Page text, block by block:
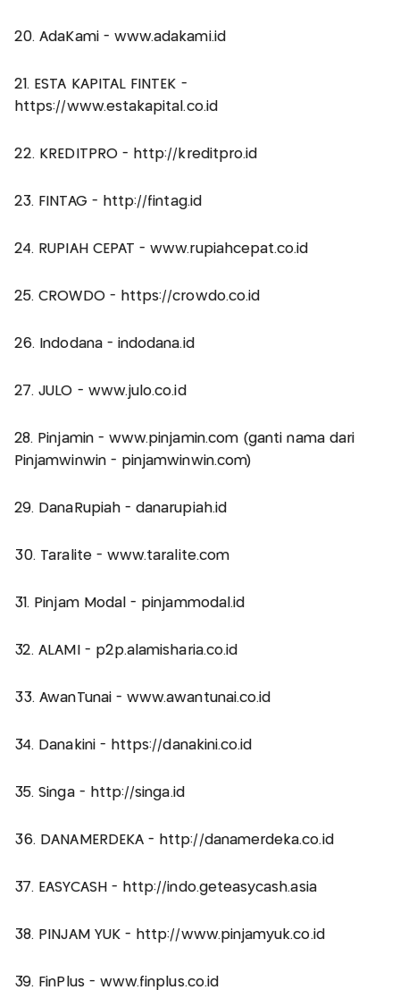
20. AdaKami - www.adakami.id
21. ESTA KAPITAL FINTEK -
https://www.estakapital.co.id
22. KREDITPRO - http://kreditpro.id
23. FINTAG - http://fintag.id
24. RUPIAH CEPAT - www.rupiahcepat.co.id
25. CROWDO - https://crowdo.co.id
26. Indodana - indodana.id
27. JULO - www.julo.co.id
28. Pinjamin - www.pinjamin.com (ganti nama dari
Pinjamwinwin - pinjamwinwin.com)
29. DanaRupiah - danarupiah.id
30. Taralite - www.taralite.com
31. Pinjam Modal - pinjammodal.id
32. ALAMI - p2p.alamisharia.co.id
33. AwanTunai - www.awantunai.co.id
34. Danakini - https://danakini.co.id
35. Singa - http://singa.id
36. DANAMERDEKA - http://danamerdeka.co.id
37. EASYCASH - http://indo.geteasycash.asia
38. PINJAM YUK - http://www.pinjamyuk.co.id
39. FinPlus - www.finplus.co.id